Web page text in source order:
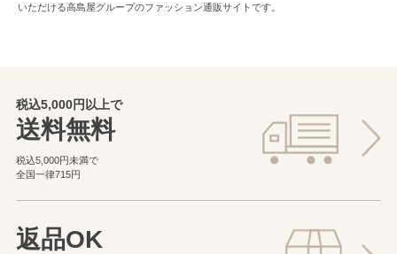
いただける高島屋グループのファッション通販サイトです。
税込5,000円以上で
送料無料
税込5,000円未満で
全国一律715円
返品OK